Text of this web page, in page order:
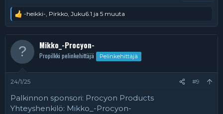
R
a
k
o
t
:
-heikki- Pirkko Juku6.1 ja 5 muuta
Mikko_-Procyon-
Propilkki pelinkehittäjä Pelinkehittäjä
24/1/25 #9
Palkinnon sponsori: Procyon Products
Yhteyshenkilö: Mikko_-Procyon-